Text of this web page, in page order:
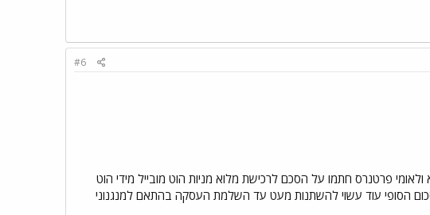
#6
פרטנרס חתמו על הסכם לרכישת מלוא מניות הוט מובייל מידי הוט
שקל לאחר ניכוי התחייבויות הסכום הסופי עוד עשוי להשתנות מעט עד השלמת העסקה בהתאם למנגנוני